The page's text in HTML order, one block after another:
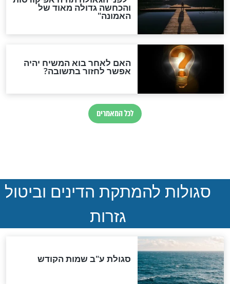
הותר לפרסום: לוחמי מילואים
נהרגו בדרום לבנון
ההסכם החשאי של טראמפ
סימני שאלה
שורדת השואה שחוגגת 100:
"מודה לקב"ה על כל השנים"